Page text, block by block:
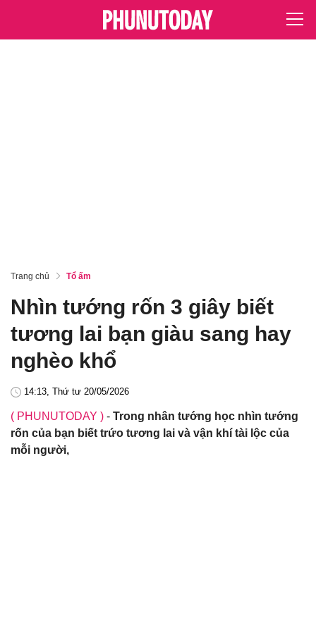
Trang chủ Tổ ấm
Nhìn tướng rốn 3 giây biết
tương lai bạn giàu sang hay
nghèo khổ
14:13, Thứ tư 20/05/2026
( PHUNUTODAY ) - Trong nhân tướng học nhìn tướng
rốn của bạn biết trứo tương lai và vận khí tài lộc của
mỗi người,